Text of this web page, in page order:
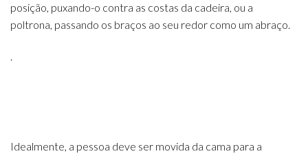
posição, puxando-o contra as costas da cadeira, ou a
poltrona, passando os braços ao seu redor como um abraço.
.
Idealmente, a pessoa deve ser movida da cama para a